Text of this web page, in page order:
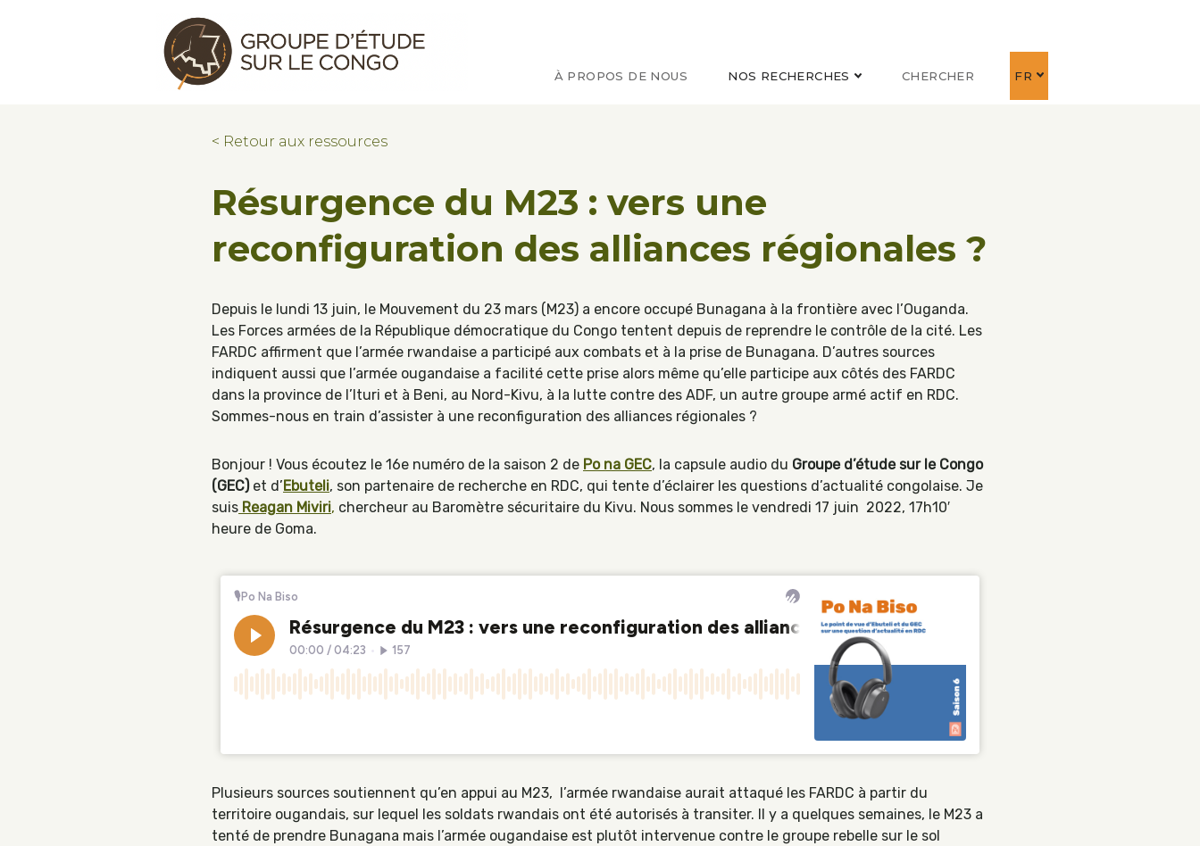
Congo Research Group | Groupe d'étude sur le Congo
À PROPOS DE NOUS NOS RECHERCHES CHERCHER FR
< Retour aux ressources
Résurgence du M23 : vers une
reconfiguration des alliances régionales ?
Depuis le lundi 13 juin, le Mouvement du 23 mars (M23) a encore occupé Bunagana à la frontière avec l’Ouganda.
Les Forces armées de la République démocratique du Congo tentent depuis de reprendre le contrôle de la cité. Les
FARDC affirment que l’armée rwandaise a participé aux combats et à la prise de Bunagana. D’autres sources
indiquent aussi que l’armée ougandaise a facilité cette prise alors même qu’elle participe aux côtés des FARDC
dans la province de l’Ituri et à Beni, au Nord-Kivu, à la lutte contre des ADF, un autre groupe armé actif en RDC.
Sommes-nous en train d’assister à une reconfiguration des alliances régionales ?
Bonjour ! Vous écoutez le 16e numéro de la saison 2 de Po na GEC, la capsule audio du Groupe d’étude sur le Congo
(GEC)et d’Ebuteli, son partenaire de recherche en RDC, qui tente d’éclairer les questions d’actualité congolaise. Je
suis Reagan Miviri, chercheur au Baromètre sécuritaire du Kivu. Nous sommes le vendredi 17 juin 2022, 17h10′
heure de Goma.
Plusieurs sources soutiennent qu’en appui au M23, l’armée rwandaise aurait attaqué les FARDC à partir du
territoire ougandais, sur lequel les soldats rwandais ont été autorisés à transiter. Il y a quelques semaines, le M23 a
tenté de prendre Bunagana mais l’armée ougandaise est plutôt intervenue contre le groupe rebelle sur le sol